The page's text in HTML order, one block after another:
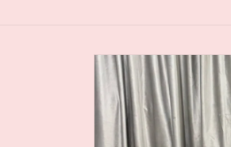
informațiile
despre
produs